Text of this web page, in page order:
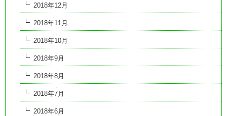
2018年12月
2018年11月
2018年10月
2018年9月
2018年8月
2018年7月
2018年6月